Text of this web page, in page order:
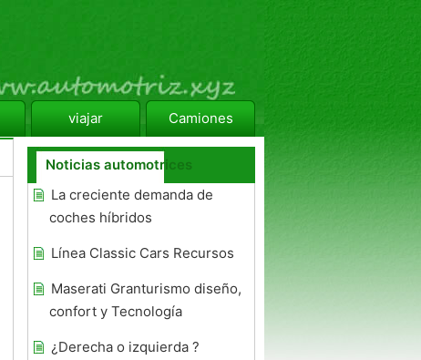
viajar Camiones
Noticias automotrices
La creciente demanda de
coches híbridos
Línea Classic Cars Recursos
Maserati Granturismo diseño,
confort y Tecnología
¿Derecha o izquierda ?